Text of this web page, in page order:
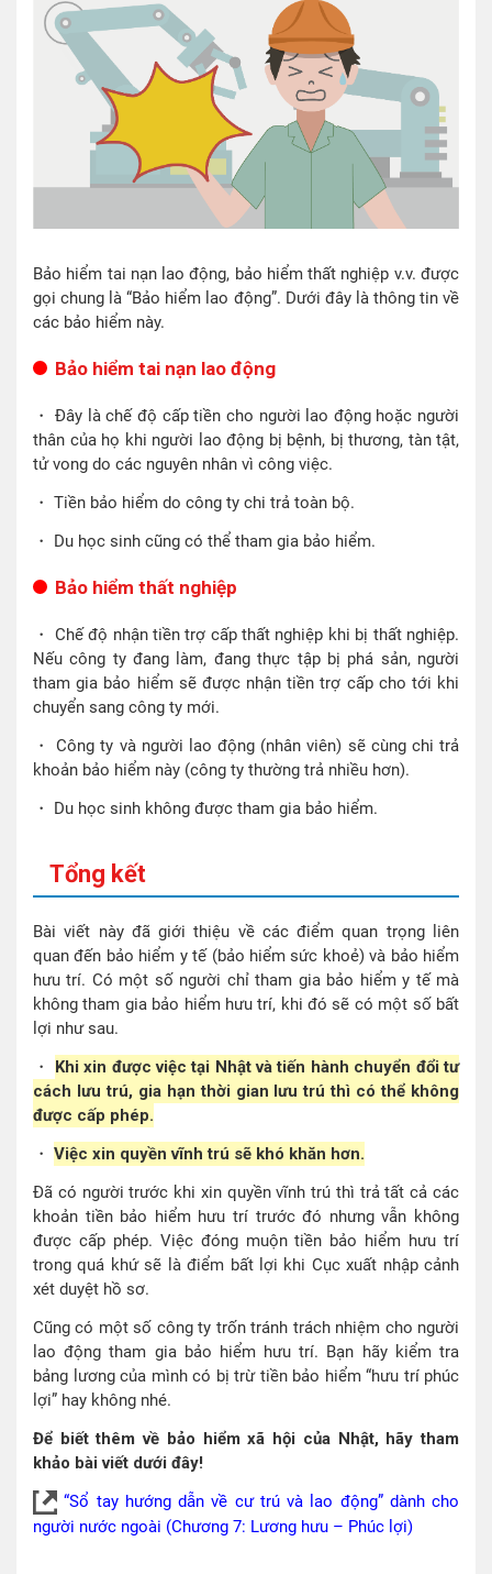
Bảo hiểm tai nạn lao động, bảo hiểm thất nghiệp v.v. được
gọi chung là “Bảo hiểm lao động”. Dưới đây là thông tin về
các bảo hiểm này.
Bảo hiểm tai nạn lao động
・ Đây là chế độ cấp tiền cho người lao động hoặc người
thân của họ khi người lao động bị bệnh, bị thương, tàn tật,
tử vong do các nguyên nhân vì công việc.
・ Tiền bảo hiểm do công ty chi trả toàn bộ.
・ Du học sinh cũng có thể tham gia bảo hiểm.
Bảo hiểm thất nghiệp
・ Chế độ nhận tiền trợ cấp thất nghiệp khi bị thất nghiệp.
Nếu công ty đang làm, đang thực tập bị phá sản, người
tham gia bảo hiểm sẽ được nhận tiền trợ cấp cho tới khi
chuyển sang công ty mới.
・ Công ty và người lao động (nhân viên) sẽ cùng chi trả
khoản bảo hiểm này (công ty thường trả nhiều hơn).
・ Du học sinh không được tham gia bảo hiểm.
Tổng kết
Bài viết này đã giới thiệu về các điểm quan trọng liên
quan đến bảo hiểm y tế (bảo hiểm sức khoẻ) và bảo hiểm
hưu trí. Có một số người chỉ tham gia bảo hiểm y tế mà
không tham gia bảo hiểm hưu trí, khi đó sẽ có một số bất
lợi như sau.
・ Khi xin được việc tại Nhật và tiến hành chuyển đổi tư
cách lưu trú, gia hạn thời gian lưu trú thì có thể không
được cấp phép.
・ Việc xin quyền vĩnh trú sẽ khó khăn hơn.
Đã có người trước khi xin quyền vĩnh trú thì trả tất cả các
khoản tiền bảo hiểm hưu trí trước đó nhưng vẫn không
được cấp phép. Việc đóng muộn tiền bảo hiểm hưu trí
trong quá khứ sẽ là điểm bất lợi khi Cục xuất nhập cảnh
xét duyệt hồ sơ.
Cũng có một số công ty trốn tránh trách nhiệm cho người
lao động tham gia bảo hiểm hưu trí. Bạn hãy kiểm tra
bảng lương của mình có bị trừ tiền bảo hiểm “hưu trí phúc
lợi” hay không nhé.
Để biết thêm về bảo hiểm xã hội của Nhật, hãy tham
khảo bài viết dưới đây!
“Sổ tay hướng dẫn về cư trú và lao động” dành cho
người nước ngoài (Chương 7: Lương hưu – Phúc lợi)